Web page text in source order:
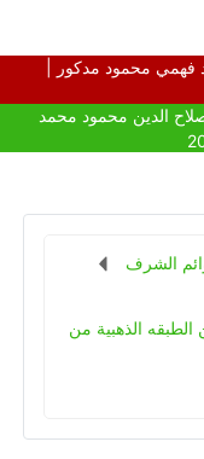
الشرف
الذهبية من